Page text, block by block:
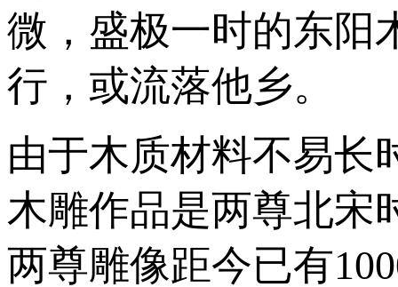
微，盛极一时的东阳
行，或流落他乡。
由于木质材料不易长
木雕作品是两尊北宋
两尊雕像距今已有